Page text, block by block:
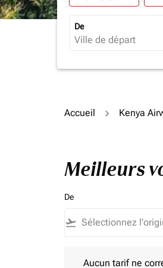
De
Accueil Kenya
Meilleurs
De
flight_takeoff
Aucun tarif ne